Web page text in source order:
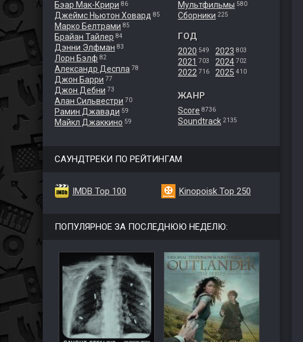
Бэар Мак-Крири 86
Джеймс Ньютон Ховард 85
Марко Белтрами 85
Брайан Тайлер 84
Дэнни Элфман 83
Лорн Бэлф 82
Александр Деспла 78
Джон Барри 77
Джон Дебни 73
Алан Сильвестри 70
Рамин Джавади 59
Майкл Джаккино 59
Мультфильмы 580
Сборники 225
ГОД
2020 549
2021 703
2022 716
2023 803
2024 702
2025 410
ЖАНР
Score 8736
Soundtrack 2135
САУНДТРЕКИ ПО РЕЙТИНГАМ
IMDB Top 100 Kinopoisk Top 250
ПОПУЛЯРНОЕ ЗА ПОСЛЕДНЮЮ НЕДЕЛЮ: